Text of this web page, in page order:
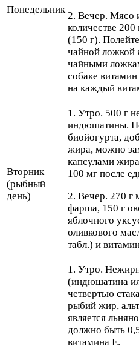
Понедельник
2. Вечер. Мясо
количестве
(150 г).
чайной ложкой
чайными
собаке
на каждый
Вторник
(рыбный
день)
1. Утро. 500 г
индюшатины.
биойогурта,
жира, можно
капсулами
100 мг после
2. Вечер. 270 г
фарша, 150 г
яблочного
оливкового
табл.) и
1. Утро.
(индюшатина
четвертью
рыбий жир,
является
должно быть
витамина Е.